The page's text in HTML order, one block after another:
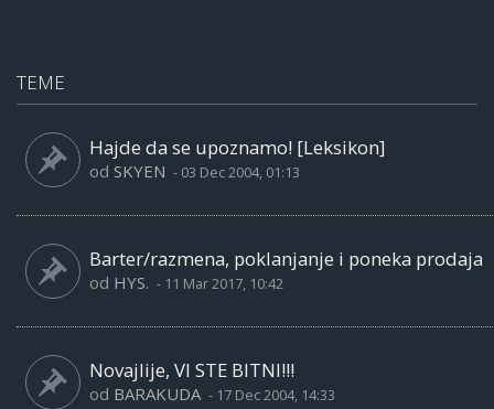
TEME
Hajde da se upoznamo! [Leksikon]
od SKYEN - 03 Dec 2004, 01:13
Barter/razmena, poklanjanje i poneka prodaja
od HYS. - 11 Mar 2017, 10:42
Novajlije, VI STE BITNI!!!
od BARAKUDA - 17 Dec 2004, 14:33